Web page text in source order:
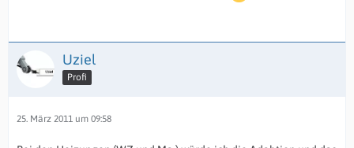
Uziel
Profi
25. März 2011 um 09:58